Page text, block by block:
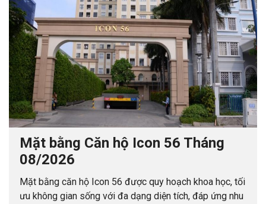
Mặt bằng Căn hộ Icon 56 Tháng
08/2026
Mặt bằng căn hộ Icon 56 được quy hoạch khoa học, tối
ưu không gian sống với đa dạng diện tích, đáp ứng nhu